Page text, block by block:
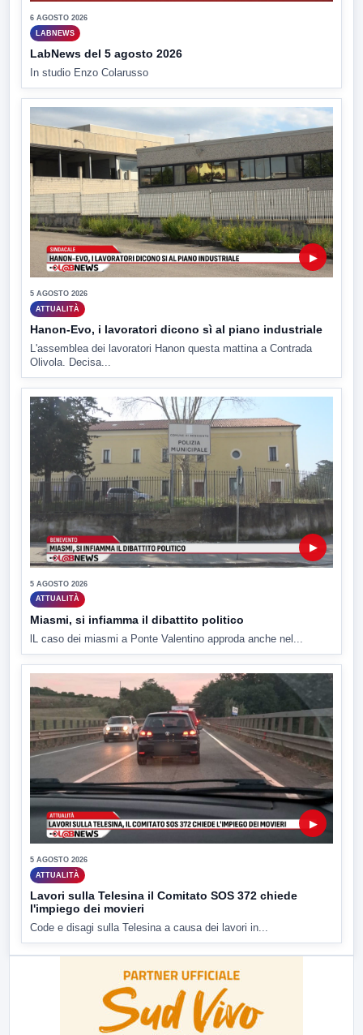
6 AGOSTO 2026
LABNEWS
LabNews del 5 agosto 2026
In studio Enzo Colarusso
▶
5 AGOSTO 2026
ATTUALITÀ
Hanon-Evo, i lavoratori dicono sì al piano industriale
L'assemblea dei lavoratori Hanon questa mattina a Contrada
Olivola. Decisa...
▶
5 AGOSTO 2026
ATTUALITÀ
Miasmi, si infiamma il dibattito politico
lL caso dei miasmi a Ponte Valentino approda anche nel...
▶
5 AGOSTO 2026
ATTUALITÀ
Lavori sulla Telesina il Comitato SOS 372 chiede
l'impiego dei movieri
Code e disagi sulla Telesina a causa dei lavori in...